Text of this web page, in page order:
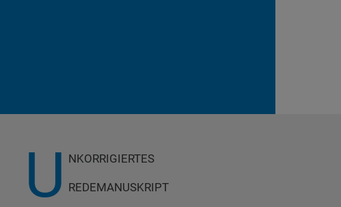
U NKORRIGIERTES
REDEMANUSKRIPT